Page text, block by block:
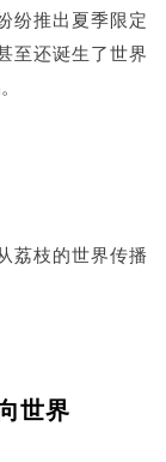
纷推出夏季限定
至还诞生了世界
荔枝的世界传播
世界